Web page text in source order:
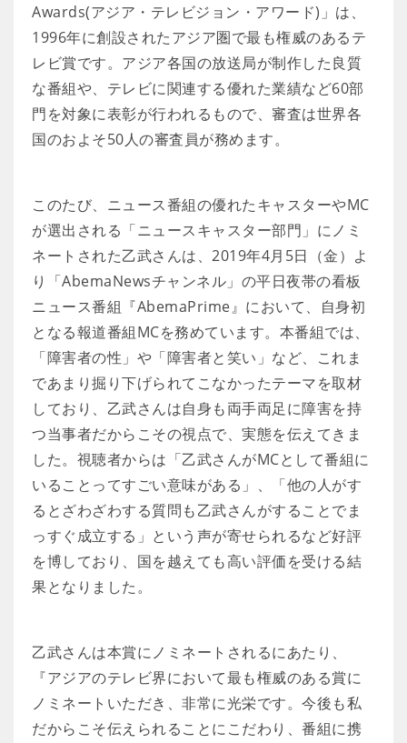
Awards(アジア・テレビジョン・アワード)」は、
1996年に創設されたアジア圏で最も権威のあるテ
レビ賞です。アジア各国の放送局が制作した良質
な番組や、テレビに関連する優れた業績など60部
門を対象に表彰が行われるもので、審査は世界各
国のおよそ50人の審査員が務めます。
このたび、ニュース番組の優れたキャスターやMC
が選出される「ニュースキャスター部門」にノミ
ネートされた乙武さんは、2019年4月5日（金）よ
り「AbemaNewsチャンネル」の平日夜帯の看板
ニュース番組『AbemaPrime』において、自身初
となる報道番組MCを務めています。本番組では、
「障害者の性」や「障害者と笑い」など、これま
であまり掘り下げられてこなかったテーマを取材
しており、乙武さんは自身も両手両足に障害を持
つ当事者だからこその視点で、実態を伝えてきま
した。視聴者からは「乙武さんがMCとして番組に
いることってすごい意味がある」、「他の人がす
るとざわざわする質問も乙武さんがすることでま
っすぐ成立する」という声が寄せられるなど好評
を博しており、国を越えても高い評価を受ける結
果となりました。
乙武さんは本賞にノミネートされるにあたり、
『アジアのテレビ界において最も権威のある賞に
ノミネートいただき、非常に光栄です。今後も私
だからこそ伝えられることにこだわり、番組に携